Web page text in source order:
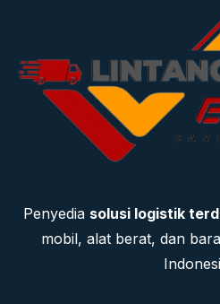
Penyedia solusi logistik
mobil, alat berat, dan